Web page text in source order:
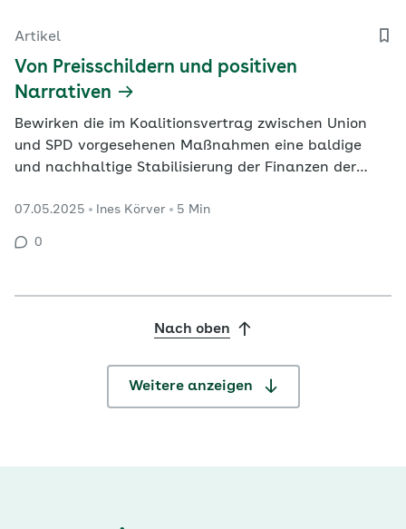
Artikel
Von Preisschildern und positiven
Narrativen
Bewirken die im Koalitionsvertrag zwischen Union
und SPD vorgesehenen Maßnahmen eine baldige
und nachhaltige Stabilisierung der Finanzen der
sozialen Pflegeversicherung (SPV)? „Wohl kaum“, so
die Einschätzung von Stefan Sell. Der Volkswirt zeigt
07.05.2025 Ines Körver 5 Min
0
Nach oben
Weitere anzeigen